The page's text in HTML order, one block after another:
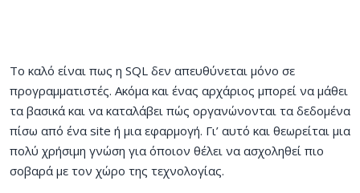
Το καλό είναι πως η SQL δεν απευθύνεται μόνο σε
προγραμματιστές. Ακόμα και ένας αρχάριος μπορεί να μάθει
τα βασικά και να καταλάβει πώς οργανώνονται τα δεδομένα
πίσω από ένα site ή μια εφαρμογή. Γι’ αυτό και θεωρείται μια
πολύ χρήσιμη γνώση για όποιον θέλει να ασχοληθεί πιο
σοβαρά με τον χώρο της τεχνολογίας.